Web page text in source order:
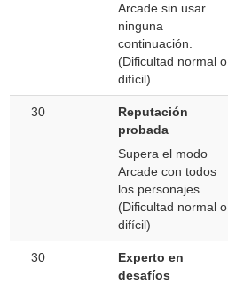
Arcade sin usar
ninguna
continuación.
(Dificultad normal o
difícil)
30
Reputación
probada
Supera el modo
Arcade con todos
los personajes.
(Dificultad normal o
difícil)
30
Experto en
desafíos